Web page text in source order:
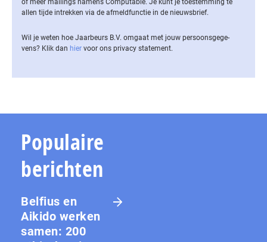
allen tijde intrekken via de af­meld­func­tie in de nieuwsbrief.
Wil je weten hoe Jaarbeurs B.V. omgaat met jouw per­soons­ge­ge­
vens? Klik dan hier voor ons privacy statement.
Populaire
berichten
Belfius en
Aikido werken
samen: 200